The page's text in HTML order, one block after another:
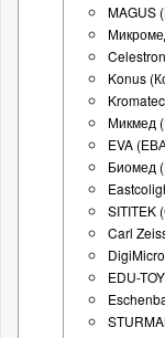
MAGUS
Konus
Микмед
EVA
Биомед
SITITEK
Carl
EDU-